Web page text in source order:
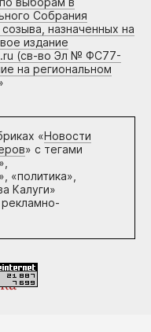
Собрания
назначенных на
издание
(св-во Эл № ФС77-
на региональном
«Новости
» с тегами
«политика»,
Калуги»